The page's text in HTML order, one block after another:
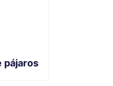
pájaros